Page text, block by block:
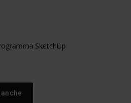
SketchUp